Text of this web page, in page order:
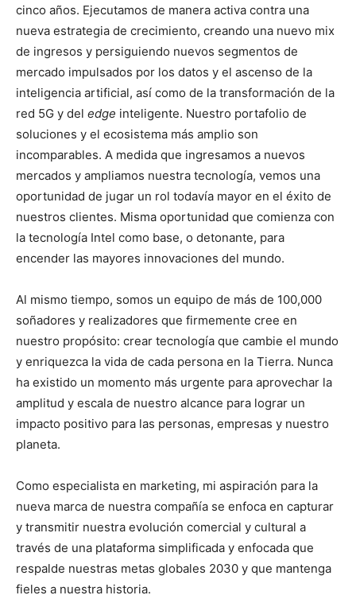
cinco años. Ejecutamos de manera activa contra una
nueva estrategia de crecimiento, creando una nuevo mix
de ingresos y persiguiendo nuevos segmentos de
mercado impulsados ​​por los datos y el ascenso de la
inteligencia artificial, así como de la transformación de la
red 5G y del edge inteligente. Nuestro portafolio de
soluciones y el ecosistema más amplio son
incomparables. A medida que ingresamos a nuevos
mercados y ampliamos nuestra tecnología, vemos una
oportunidad de jugar un rol todavía mayor en el éxito de
nuestros clientes. Misma oportunidad que comienza con
la tecnología Intel como base, o detonante, para
encender las mayores innovaciones del mundo.
Al mismo tiempo, somos un equipo de más de 100,000
soñadores y realizadores que firmemente cree en
nuestro propósito: crear tecnología que cambie el mundo
y enriquezca la vida de cada persona en la Tierra. Nunca
ha existido un momento más urgente para aprovechar la
amplitud y escala de nuestro alcance para lograr un
impacto positivo para las personas, empresas y nuestro
planeta.
Como especialista en marketing, mi aspiración para la
nueva marca de nuestra compañía se enfoca en capturar
y transmitir nuestra evolución comercial y cultural a
través de una plataforma simplificada y enfocada que
respalde nuestras metas globales 2030 y que mantenga
fieles a nuestra historia.